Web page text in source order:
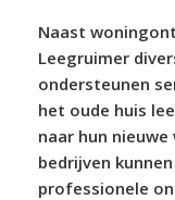
Naast
Leegruimer
ondersteunen
het oude huis
naar hun
bedrijven
professionele